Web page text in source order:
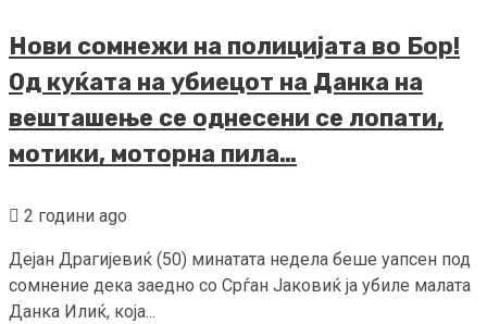
Нови сомнежи на полицијата во Бор!
Од куќата на убиецот на Данка на
вешташење се однесени се лопати,
мотики, моторна пила…
2 години ago
Дејан Драгијевиќ (50) минатата недела беше уапсен под
сомнение дека заедно со Срѓан Јаковиќ ја убиле малата
Данка Илиќ, која...